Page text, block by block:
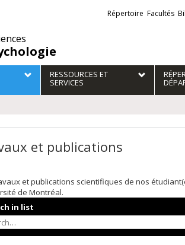
Liens
externes
Répertoire Facultés
RESSOURCES ET
SERVICES
et publications
et publications scientifiques de nos
de Montréal.
in list